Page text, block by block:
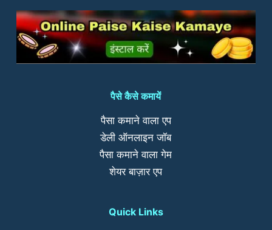
पैसे कैसे कमायें
पैसा कमाने वाला एप
डेली ऑनलाइन जॉब
पैसा कमाने वाला गेम
शेयर बाज़ार एप
Quick Links